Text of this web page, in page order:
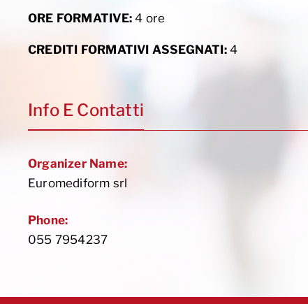
ORE FORMATIVE:4 ore
CREDITI FORMATIVI ASSEGNATI:4
Info E Contatti
Organizer Name:
Euromediform srl
Phone:
055 7954237